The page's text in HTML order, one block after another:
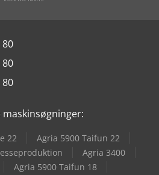
80
80
80
maskinsøgninger:
22
Agria 5900 Taifun 22
Agria 3400
Agria 5900 Taifun 18